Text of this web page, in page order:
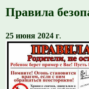
Правила
25 июня 2024 г.